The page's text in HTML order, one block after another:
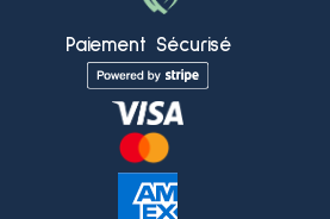
Paiement Sécurisé